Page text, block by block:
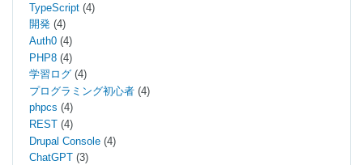
TypeScript (4)
開発 (4)
Auth0 (4)
PHP8 (4)
学習ログ (4)
プログラミング初心者 (4)
phpcs (4)
REST (4)
Drupal Console (4)
ChatGPT (3)